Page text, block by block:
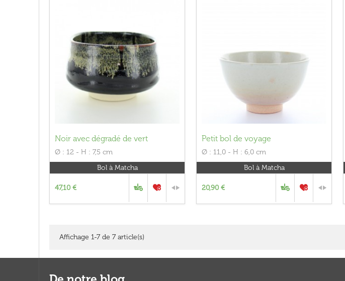
Noir avec dégradé de vert
Ø : 12 - H : 7,5 cm
Bol à Matcha
47,10 €
Petit bol de voyage
Ø : 11,0 - H : 6,0 cm
Bol à Matcha
20,90 €
Affichage 1-7 de 7 article(s)